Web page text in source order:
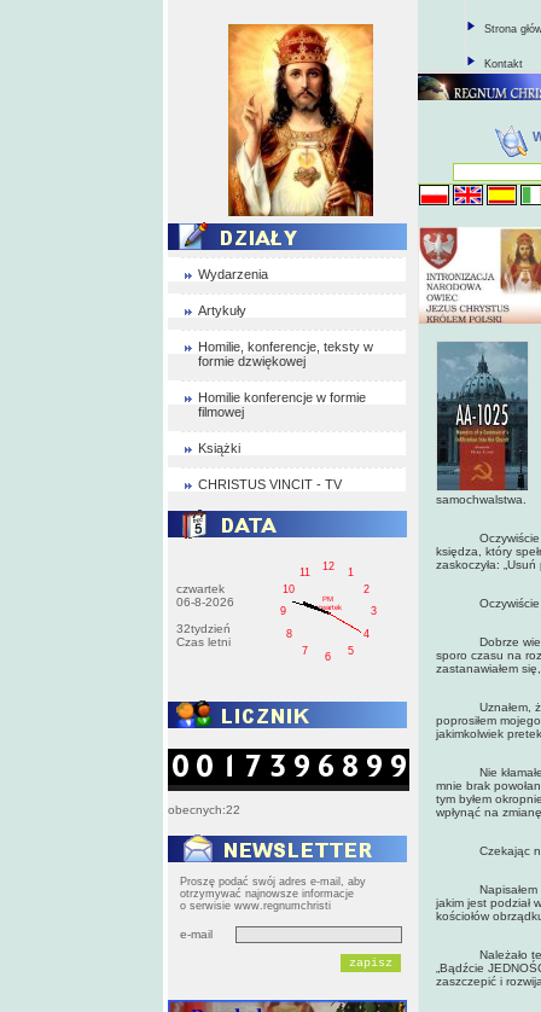
Wydarzenia
Artykuły
Homilie, konferencje, teksty w
formie dzwiękowej
Homilie konferencje w formie
filmowej
Książki
CHRISTUS VINCIT - TV
czwartek
06-8-2026
32tydzień
Czas letni
1
2
3
4
5
6
7
8
9
10
11
12
PM
czwartek
obecnych:22
Proszę podać swój adres e-mail, aby
otrzymywać najnowsze informacje
o serwisie www.regnumchristi
e-mail
Strona
Kontakt
samochwalstwa.
Oczywiście
księdza, który
zaskoczyła:
Oczywiście
Dobrze
sporo czasu na
zastanawiałem
Uznałem, że
poprosiłem
jakimkolwiek
Nie kłamałem,
mnie brak
tym byłem
wpłynąć na
Czekając na
Napisałem
jakim jest podział
kościołów
Należało też
„Bądźcie
zaszczepić i